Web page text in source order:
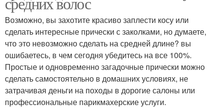
Возможно, вы захотите красиво заплести косу или
сделать интересные прически с заколками, но думаете,
что это невозможно сделать на средней длине? вы
ошибаетесь, в чем сегодня убедитесь на все 100%.
Простые и одновременно загадочные прически можно
сделать самостоятельно в домашних условиях, не
затрачивая деньги на походы в дорогие салоны или
профессиональные парикмахерские услуги.